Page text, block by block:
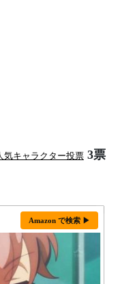
気キャラクター投票 3票
Amazon で検索 ▶